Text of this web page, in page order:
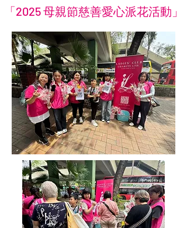
「2025 母親節慈善愛心派花活動」